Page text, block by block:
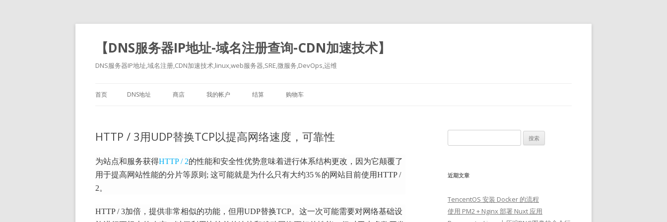
【DNS服务器IP地址-域名注册查询-CDN加速技术】
DNS服务器IP地址,域名注册,CDN加速技术,linux,web服务器,SRE,微服务,DevOps,运维
首页 DNS地址 商店 我的帐户 结算 购物车
HTTP / 3用UDP替换TCP以提高网络速度，可靠性
为站点和服务获得HTTP / 2的性能和安全性优势意味着进行体系结构更改，因为它颠覆了
用于提高网站性能的分片等原则; 这可能就是为什么只有大约35％的网站目前使用HTTP /
2。
HTTP / 3加倍，提供非常相似的功能，但用UDP替换TCP。 这一次可能需要对网络基础设
索：
近期文章
TencentOS 安装 Docker 的流程
使用 PM2 + Nginx 部署 Nuxt 应用